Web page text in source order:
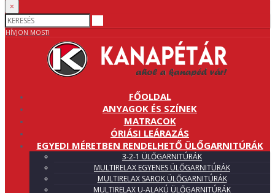
×
HÍVJON MOST!
FŐOLDAL
ANYAGOK ÉS SZÍNEK
MATRACOK
ÓRIÁSI LEÁRAZÁS
EGYEDI MÉRETBEN RENDELHETŐ ÜLŐGARNITÚRÁK
3-2-1 ÜLŐGARNITÚRÁK
MULTIRELAX EGYENES ÜLŐGARNITÚRÁK
MULTIRELAX SAROK ÜLŐGARNITÚRÁK
MULTIRELAX U-ALAKÚ ÜLŐGARNITÚRÁK